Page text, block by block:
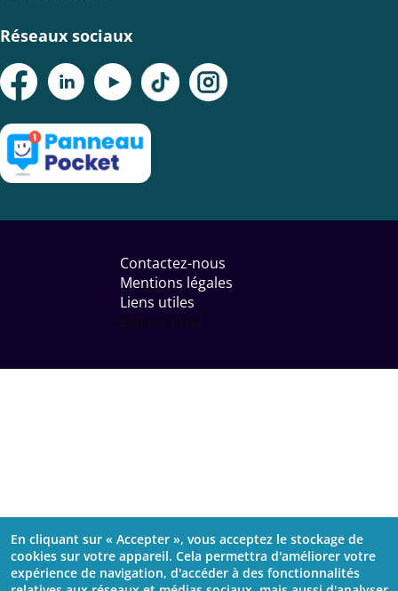
Réseaux sociaux
Contactez-nous
Mentions légales
Liens utiles
Espace privé
En cliquant sur « Accepter », vous acceptez le stockage de
cookies sur votre appareil. Cela permettra d'améliorer votre
expérience de navigation, d'accéder à des fonctionnalités